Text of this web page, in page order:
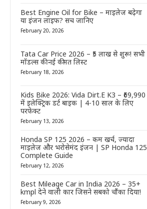
Best Engine Oil for Bike – माइलेज बढ़ेगा
या इंजन लाइफ? सच जानिए
February 20, 2026
Tata Car Price 2026 – ₹5 लाख से शुरू! सभी
मॉडल्स की नई कीमत लिस्ट
February 18, 2026
Kids Bike 2026: Vida Dirt.E K3 – ₹69,990
में इलेक्ट्रिक डर्ट बाइक | 4-10 साल के लिए
परफेक्ट
February 13, 2026
Honda SP 125 2026 – कम खर्च, ज्यादा
माइलेज और भरोसेमंद इंजन | SP Honda 125
Complete Guide
February 12, 2026
Best Mileage Car in India 2026 – 35+
kmpl देने वाली कार जिसने सबको चौंका दिया!
February 9, 2026